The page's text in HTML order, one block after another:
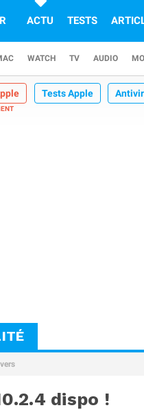
ACTU TESTS
WATCH TV AUDIO
Tests Apple
dispo !